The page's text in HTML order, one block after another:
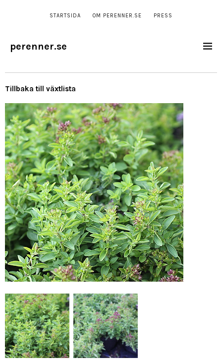
STARTSIDA OM PERENNER.SE PRESS
perenner.se
Tillbaka till växtlista